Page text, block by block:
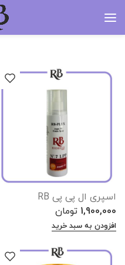
اسپری ال پی پی RB
1,900,000 تومان
افزودن به سبد خرید